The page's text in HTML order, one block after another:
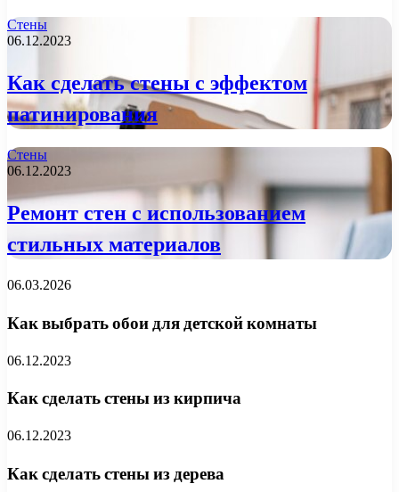
Стены
06.12.2023
Как сделать стены с эффектом
патинирования
Стены
06.12.2023
Ремонт стен с использованием
стильных материалов
06.03.2026
Как выбрать обои для детской комнаты
06.12.2023
Как сделать стены из кирпича
06.12.2023
Как сделать стены из дерева